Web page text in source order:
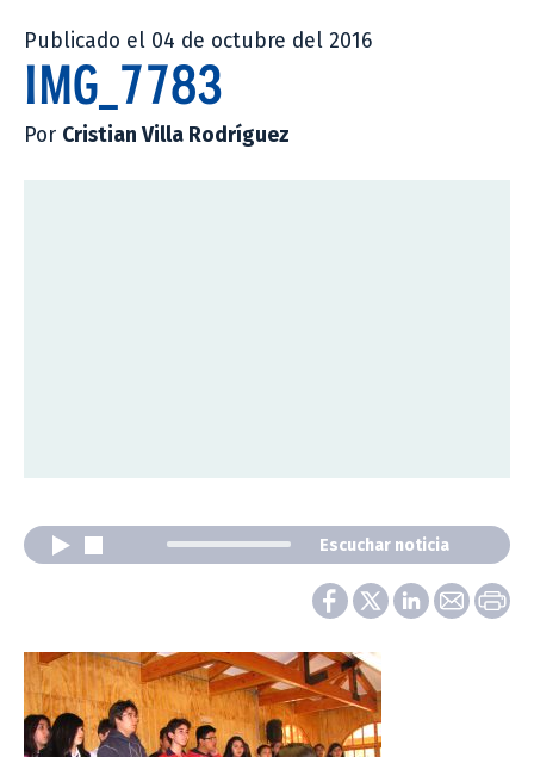
Publicado el 04 de octubre del 2016
IMG_7783
Por Cristian Villa Rodríguez
Escuchar noticia